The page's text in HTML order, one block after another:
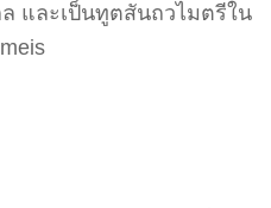
และเป็นทูตสันถวไมตรีใน